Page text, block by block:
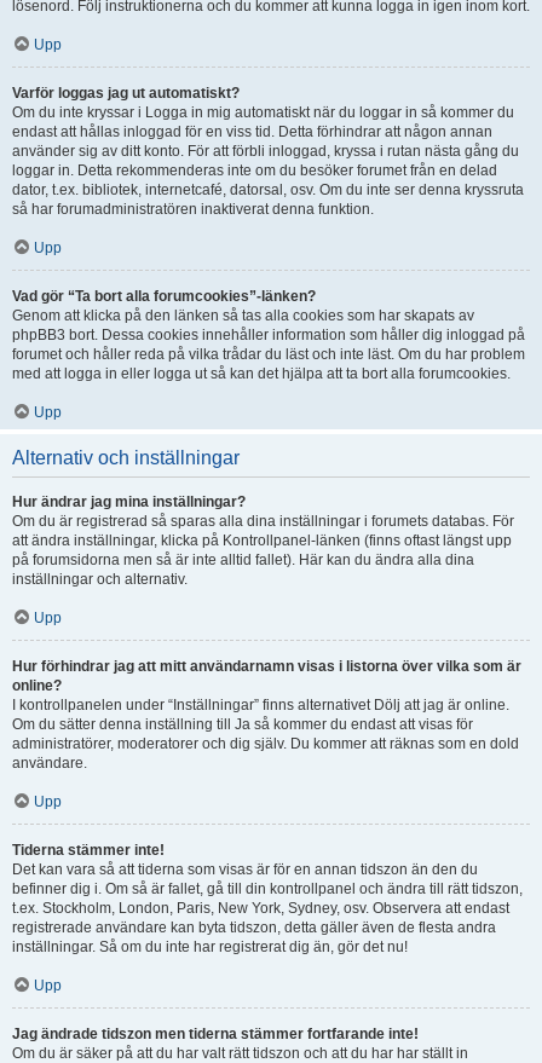
lösenord. Följ instruktionerna och du kommer att kunna logga in igen inom kort.
Upp
Varför loggas jag ut automatiskt?
Om du inte kryssar i Logga in mig automatiskt när du loggar in så kommer du
endast att hållas inloggad för en viss tid. Detta förhindrar att någon annan
använder sig av ditt konto. För att förbli inloggad, kryssa i rutan nästa gång du
loggar in. Detta rekommenderas inte om du besöker forumet från en delad
dator, t.ex. bibliotek, internetcafé, datorsal, osv. Om du inte ser denna kryssruta
så har forumadministratören inaktiverat denna funktion.
Upp
Vad gör “Ta bort alla forumcookies”-länken?
Genom att klicka på den länken så tas alla cookies som har skapats av
phpBB3 bort. Dessa cookies innehåller information som håller dig inloggad på
forumet och håller reda på vilka trådar du läst och inte läst. Om du har problem
med att logga in eller logga ut så kan det hjälpa att ta bort alla forumcookies.
Upp
Alternativ och inställningar
Hur ändrar jag mina inställningar?
Om du är registrerad så sparas alla dina inställningar i forumets databas. För
att ändra inställningar, klicka på Kontrollpanel-länken (finns oftast längst upp
på forumsidorna men så är inte alltid fallet). Här kan du ändra alla dina
inställningar och alternativ.
Upp
Hur förhindrar jag att mitt användarnamn visas i listorna över vilka som är
online?
I kontrollpanelen under “Inställningar” finns alternativet Dölj att jag är online.
Om du sätter denna inställning till Ja så kommer du endast att visas för
administratörer, moderatorer och dig själv. Du kommer att räknas som en dold
användare.
Upp
Tiderna stämmer inte!
Det kan vara så att tiderna som visas är för en annan tidszon än den du
befinner dig i. Om så är fallet, gå till din kontrollpanel och ändra till rätt tidszon,
t.ex. Stockholm, London, Paris, New York, Sydney, osv. Observera att endast
registrerade användare kan byta tidszon, detta gäller även de flesta andra
inställningar. Så om du inte har registrerat dig än, gör det nu!
Upp
Jag ändrade tidszon men tiderna stämmer fortfarande inte!
Om du är säker på att du har valt rätt tidszon och att du har har ställt in